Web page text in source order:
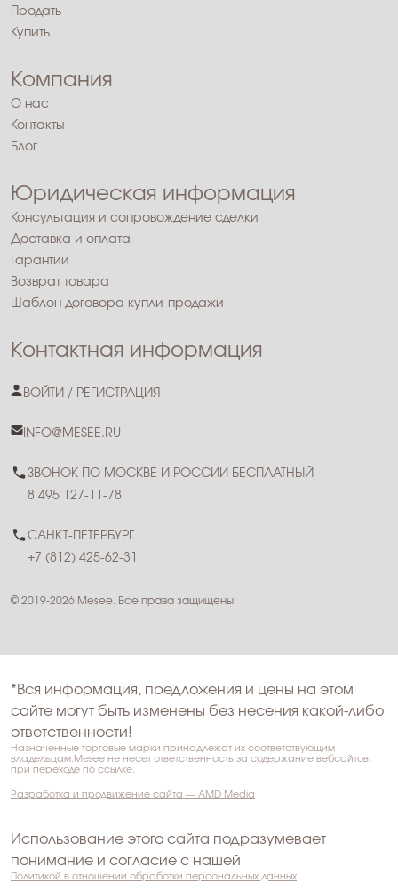
Продать
Купить
Компания
О нас
Контакты
Блог
Юридическая информация
Консультация и сопровождение сделки
Доставка и оплата
Гарантии
Возврат товара
Шаблон договора купли-продажи
Контактная информация
ВОЙТИ / РЕГИСТРАЦИЯ
INFO@MESEE.RU
ЗВОНОК ПО МОСКВЕ И РОССИИ БЕСПЛАТНЫЙ
8 495 127-11-78
САНКТ-ПЕТЕРБУРГ
+7 (812) 425-62-31
© 2019-2026 Mesee. Все права защищены.
*Вся информация, предложения и цены на этом
сайте могут быть изменены без несения какой-либо
ответственности!
Назначенные торговые марки принадлежат их соответствующим
владельцам.Mesee не несет ответственность за содержание вебсайтов,
при переходе по ссылке.
Разработка и продвижение сайта — AMD Media
Использование этого сайта подразумевает
понимание и согласие с нашей
Политикой в отношении обработки персональных данных